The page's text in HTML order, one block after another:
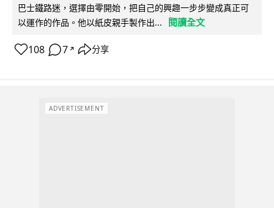
巴士鐵路迷，選擇由零開始，把自己的興趣一步步變成真正可
以運作的作品。他以紙皮親手製作出...
閱讀全文
108 7 ↗ 分享
ADVERTISEMENT